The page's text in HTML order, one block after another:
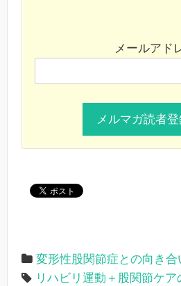
メールアド
変形性股関節症との向き合
リハビリ運動＋股関節ケ